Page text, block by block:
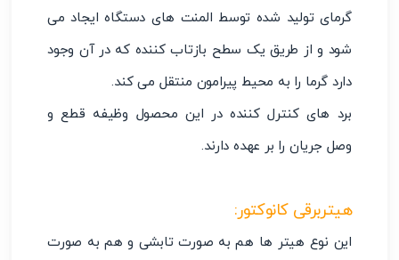
گرمای تولید شده توسط المنت های دستگاه ایجاد می
شود و از طریق یک سطح بازتاب کننده که در آن وجود
دارد گرما را به محیط پیرامون منتقل می کند.
برد های کنترل کننده در این محصول وظیفه قطع و
وصل جریان را بر عهده دارند.
هیتربرقی کانوکتور:
این نوع هیتر ها هم به صورت تابشی و هم به صورت